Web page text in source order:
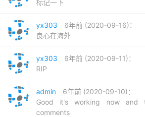
标记一下
yx303
6年前 (2020-09-16)：
良心在海外
yx303
6年前 (2020-09-11)：
RIP
admin
6年前 (2020-09-10)：
Good it's working now and
comments